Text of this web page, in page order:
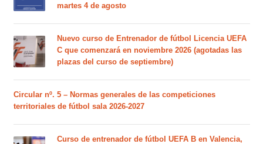
martes 4 de agosto
Nuevo curso de Entrenador de fútbol Licencia UEFA
C que comenzará en noviembre 2026 (agotadas las
plazas del curso de septiembre)
Circular nº. 5 – Normas generales de las competiciones
territoriales de fútbol sala 2026-2027
Curso de entrenador de fútbol UEFA B en Valencia,